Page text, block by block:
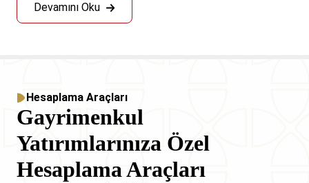
Devamını Oku
Hesaplama Araçları
Gayrimenkul
Yatırımlarınıza Özel
Hesaplama Araçları